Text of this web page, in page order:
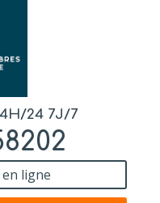
24 7J/7
ligne